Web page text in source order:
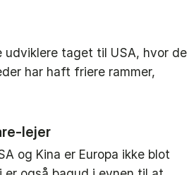
taget til USA, hvor de
har haft friere rammer,
lejer
og Kina er Europa ikke blot